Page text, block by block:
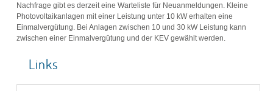
Nachfrage gibt es derzeit eine Warteliste für Neuanmeldungen. Kleine
Photovoltaikanlagen mit einer Leistung unter 10 kW erhalten eine
Einmalvergütung. Bei Anlagen zwischen 10 und 30 kW Leistung kann
zwischen einer Einmalvergütung und der KEV gewählt werden.
Links